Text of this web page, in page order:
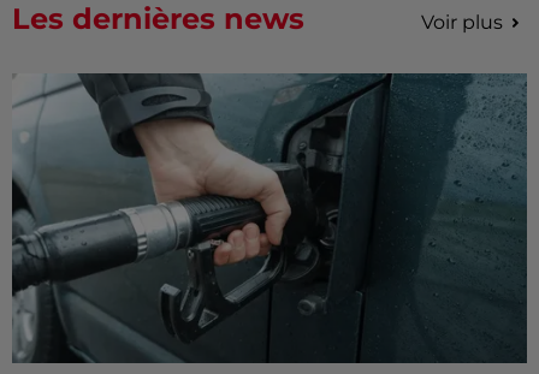
Les dernières news Voir plus